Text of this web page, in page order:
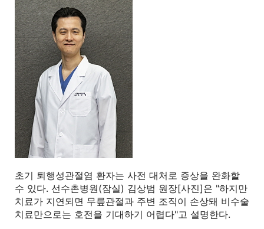
초기 퇴행성관절염 환자는 사전 대처로 증상을 완화할
수 있다. 선수촌병원(잠실) 김상범 원장[사진]은 "하지만
치료가 지연되면 무릎관절과 주변 조직이 손상돼 비수술
치료만으로는 호전을 기대하기 어렵다"고 설명한다.